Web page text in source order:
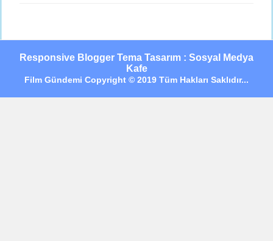
Responsive Blogger Tema Tasarım : Sosyal Medya
Kafe
Film Gündemi Copyright © 2019 Tüm Hakları Saklıdır...